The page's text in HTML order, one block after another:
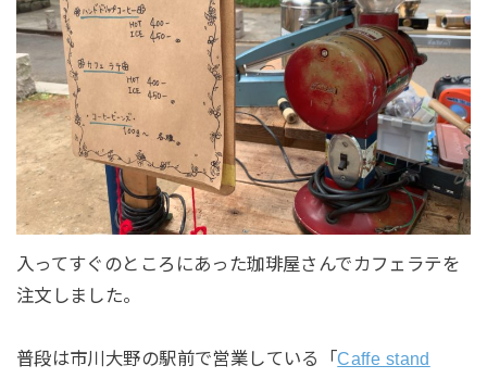
入ってすぐのところにあった珈琲屋さんでカフェラテを
注文しました。
普段は市川大野の駅前で営業している「Caffe stand